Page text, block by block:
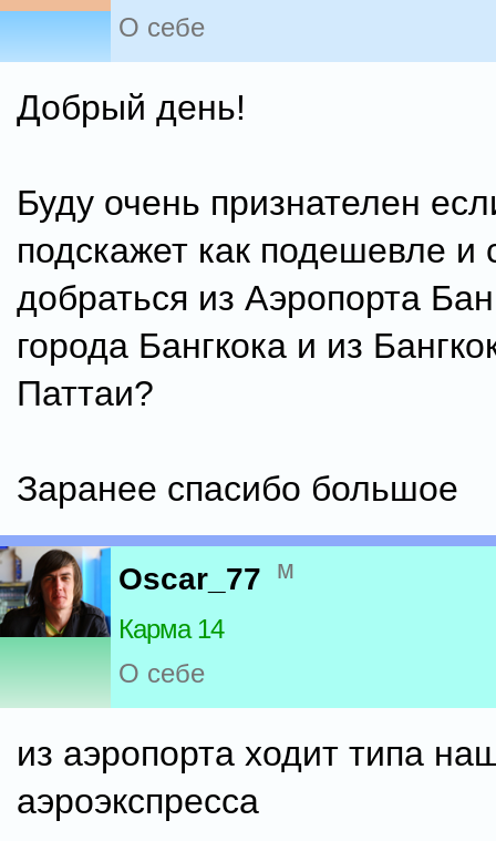
О себе
Добрый день!
Буду очень признателен
подскажет как подешевле и
добраться из Аэропорта
города Бангкока и из
Паттаи?
Заранее спасибо большое
Oscar_77 м
Карма 14
О себе
из аэропорта ходит типа
аэроэкспресса